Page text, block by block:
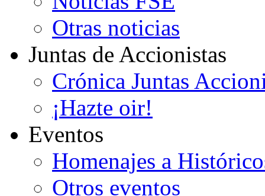
Otras noticias
Juntas de Accionistas
Crónica Juntas
¡Hazte oir!
Eventos
Homenajes a
Otros eventos